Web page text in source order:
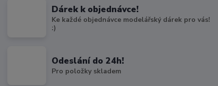
Dárek k objednávce!
Ke každé objednávce modelářský dárek pro vás!
:)
Odeslání do 24h!
Pro položky skladem